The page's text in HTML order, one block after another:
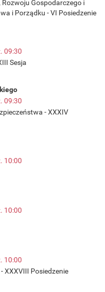
Gospodarczego i
i Porządku - VI Posiedzenie
09:30
Sesja
09:30
- XXXIV
10:00
10:00
10:00
XXXVIII Posiedzenie